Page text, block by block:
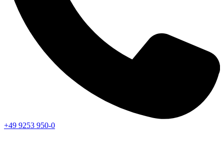
+49 9253 950-0